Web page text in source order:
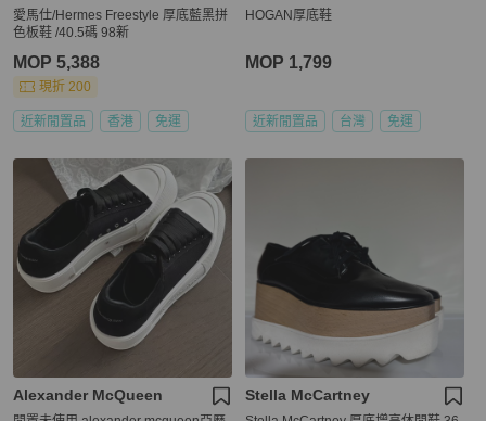
愛馬仕/Hermes Freestyle 厚底藍黑拼
色板鞋 /40.5碼 98新
MOP 5,388
現折 200
近新閒置品 香港 免運
HOGAN厚底鞋
MOP 1,799
近新閒置品 台灣 免運
Alexander McQueen Stella McCartney